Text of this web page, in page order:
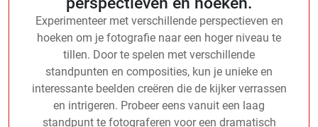
Experimenteer met verschillende perspectieven en
hoeken om je fotografie naar een hoger niveau te
tillen. Door te spelen met verschillende
standpunten en composities, kun je unieke en
interessante beelden creëren die de kijker verrassen
en intrigeren. Probeer eens vanuit een laag
standpunt te fotograferen voor een dramatisch